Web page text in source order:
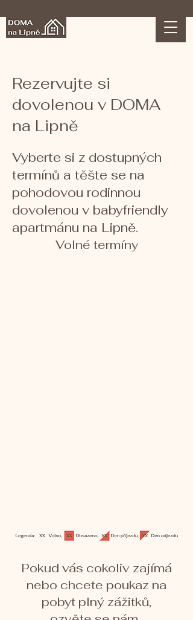
Rezervujte si
dovolenou v DOMA
na Lipně
Vyberte si z dostupných
termínů a těšte se na
pohodovou rodinnou
dovolenou v babyfriendly
apartmánu na Lipně.
Volné termíny
Pokud vás cokoliv zajímá
nebo chcete poukaz na
pobyt plný zážitků,